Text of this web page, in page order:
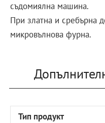
съдомиялна машина.
При златна и сребърна
микровълнова фурна.
Тип продукт